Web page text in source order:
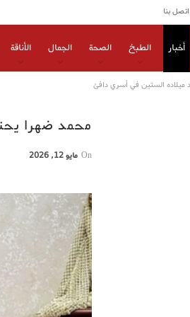
اتصل بنا
أخبار الطبخ الصحة الجمال الأناقة
ميلاده الستين في أسري دافئ
محمد ضهرا
On مايو 12, 2026